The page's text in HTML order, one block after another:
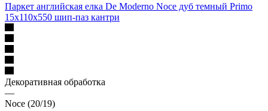
Паркет английская елка De Moderno Noce дуб темный Primo
15х110х550 шип-паз кантри
Декоративная обработка
—
Noce (20/19)